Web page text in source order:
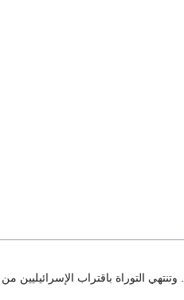
. وتنتهي التوراة باقتراب الإسرائيليين من